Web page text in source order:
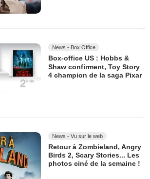
News - Box Office
Box-office US : Hobbs &
Shaw confirment, Toy Story
4 champion de la saga Pixar
News - Vu sur le web
Retour à Zombieland, Angry
Birds 2, Scary Stories... Les
photos ciné de la semaine !